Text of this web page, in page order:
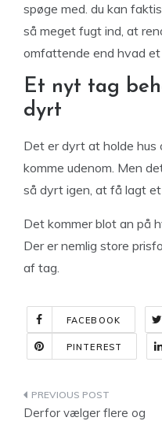
spøge med. du kan
så meget fugt ind, at
omfattende end hvad
Et nyt tag
dyrt
Det er dyrt at holde hus
komme udenom. Men
så dyrt igen, at få lagt
Det kommer blot an på
Der er nemlig store
af tag.
FACEBOOK
PINTEREST
Derfor vælger flere og